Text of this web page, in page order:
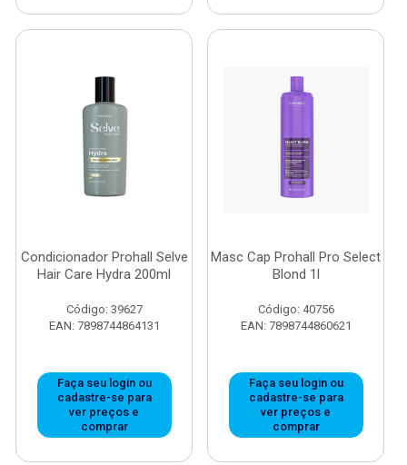
Condicionador Prohall Selve
Hair Care Hydra 200ml
Código: 39627
EAN: 7898744864131
Faça seu login ou
cadastre-se para
ver preços e
comprar
Masc Cap Prohall Pro Select
Blond 1l
Código: 40756
EAN: 7898744860621
Faça seu login ou
cadastre-se para
ver preços e
comprar